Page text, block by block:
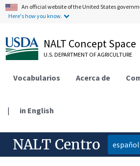
An official website of the United States
Here's how you know.
NALT Concept Space
U.S. DEPARTMENT OF AGRICULTURE
Vocabularios Acerca de
| in English
NALT Centro español